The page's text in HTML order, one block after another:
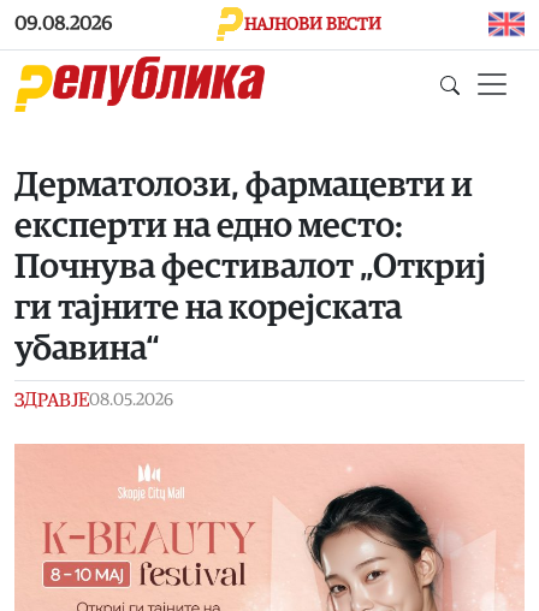
Skip to main content
09.08.2026 НАЈНОВИ ВЕСТИ
Дерматолози, фармацевти и
експерти на едно место:
Почнува фестивалот „Откриј
ги тајните на корејската
убавина“
ЗДРАВЈЕ08.05.2026